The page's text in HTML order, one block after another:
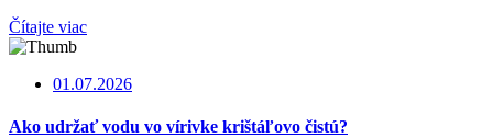
Čítajte viac
01.07.2026
Ako udržať vodu vo vírivke krištáľovo čistú?